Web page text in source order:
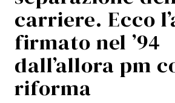
carriere. Ecco
firmato nel ’94
dall’allora pm
riforma